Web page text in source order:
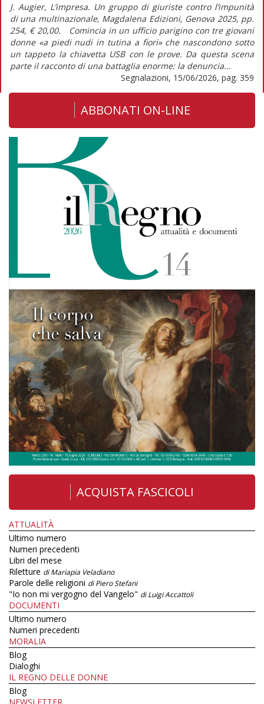
J. Augier, L’impresa. Un gruppo di giuriste contro l’impunità
di una multinazionale, Magdalena Edizioni, Genova 2025, pp.
254, € 20,00. Comincia in un ufficio parigino con tre giovani
donne «a piedi nudi in tutina a fiori» che nascondono sotto
un tappeto la chiavetta USB con le prove. Da questa scena
parte il racconto di una battaglia enorme: la denuncia...
Segnalazioni, 15/06/2026, pag. 359
ABBONATI ON-LINE
ACQUISTA FASCICOLI
ATTUALITÀ
Ultimo numero
Numeri precedenti
Libri del mese
Riletture di Mariapia Veladiano
Parole delle religioni di Piero Stefani
"Io non mi vergogno del Vangelo" di Luigi Accattoli
DOCUMENTI
Ultimo numero
Numeri precedenti
MORALIA
Blog
Dialoghi
IL REGNO DELLE DONNE
Blog